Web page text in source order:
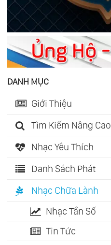
DANH MỤC
Giới Thiệu
Tìm Kiếm Nâng Cao
Nhạc Yêu Thích
Danh Sách Phát
Nhạc Chữa Lành
Nhạc Tần Số
Tin Tức